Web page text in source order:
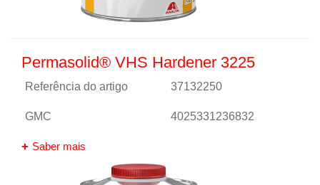
Permasolid® VHS Hardener 3225
Referência do artigo 37132250
GMC 4025331236832
Saber mais